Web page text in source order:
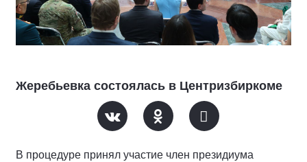
Жеребьевка состоялась в Центризбиркоме
В процедуре принял участие член президиума